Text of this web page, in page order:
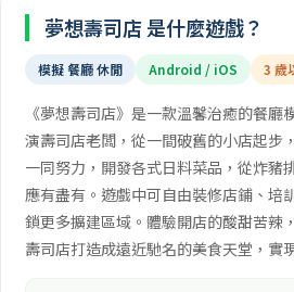
夢想壽司店 是什麼遊戲？
模擬 餐廳 休閒 Android / iOS 3 歲
《夢想壽司店》是一款溫馨治癒的餐廳
演壽司店老闆，從一間破舊的小店起步
一同努力，開發各式日料菜品，從炸豬
應有盡有。遊戲中可自由裝修店鋪、培
鎖更多擴建區域。體驗開店的酸甜苦辣
壽司店打造成遠近馳名的美食天堂，實